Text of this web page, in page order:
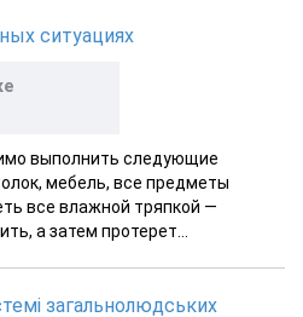
ситуациях
выполнить следующие
мебель, все предметы
все влажной тряпкой —
а затем протерет...
загальнолюдських